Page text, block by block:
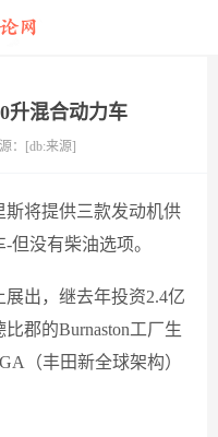
升混合动力车
：[db:来源]
将提供三款发动机供
但没有柴油选项。
出，继去年投资2.4亿
郡的Burnaston工厂生
（丰田新全球架构）